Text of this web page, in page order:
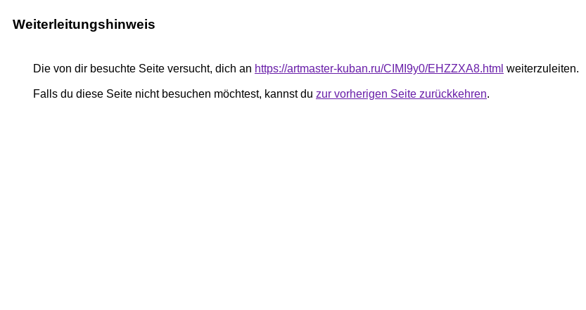
Weiterleitungshinweis
Die von dir besuchte Seite versucht, dich an https://artmaster-kuban.ru/CIMI9y0/EHZZXA8.html weiterzuleiten.
Falls du diese Seite nicht besuchen möchtest, kannst du zur vorherigen Seite zurückkehren.